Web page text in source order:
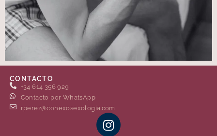
CONTACTO
+34 614 356 929
Contacto por WhatsApp
rperez@conexosexologia.com